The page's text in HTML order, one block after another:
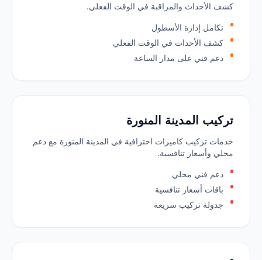
كشف الأحداث والمراقبة في الوقت الفعلي.
تكامل إدارة الأسطول
كشف الأحداث في الوقت الفعلي
دعم فني على مدار الساعة
تركيب المدينة المنورة
خدمات تركيب كاميرات احترافية في المدينة المنورة مع دعم
محلي وأسعار تنافسية.
دعم فني محلي
باقات أسعار تنافسية
جدولة تركيب سريعة